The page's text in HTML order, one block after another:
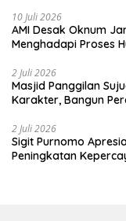
10 Juli 2026
AMI Desak Oknum
Menghadapi Proses
2 Juli 2026
Masjid Panggilan
Karakter, Bangun
2 Juli 2026
Sigit Purnomo
Peningkatan